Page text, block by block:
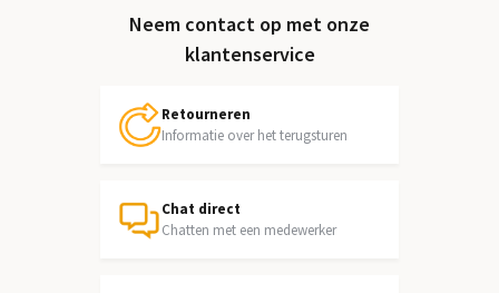
Neem contact op met onze
klantenservice
Retourneren
Informatie over het terugsturen
Chat direct
Chatten met een medewerker